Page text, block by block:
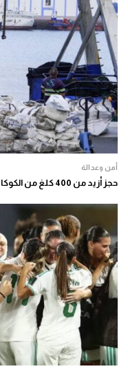
أمن وعدالة
حجز أزيد من 400 كلغ من الكوكايين قبالة سواحل سينيس بالبرتغال